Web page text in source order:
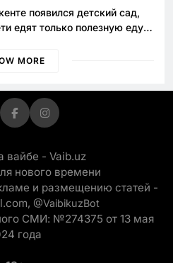
появился детский сад,
едят только полезную еду.
«кашу без сахара»
MORE
вайбе - Vaib.uz
нового времени
и размещению статей -
@VaibikuzBot
СМИ: №274375 от 13 мая
года